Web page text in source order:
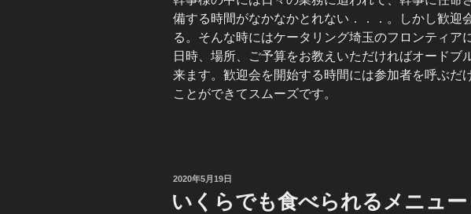
備する時間がなかなかとれない．．．。しかし歓迎
る。そんな時にはケータリング埼玉のフロンティア
日時、場所、ご予算をお教えいただければオードブ
来ます。歓迎会を開始する時間には参加者を呼ぶだ
ことができてスムーズです。
投
日:
2020年5月19日
いくらでも食べられるメニュー